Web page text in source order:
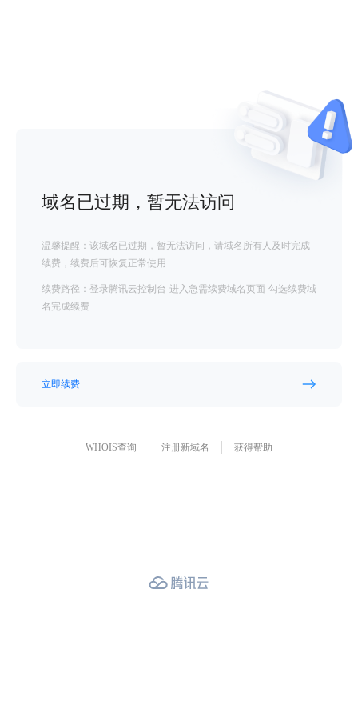
域名已过期，暂无法访问
温馨提醒：该域名已过期，暂无法访问，请域名所有人及时完成
续费，续费后可恢复正常使用
续费路径：登录腾讯云控制台-进入急需续费域名页面-勾选续费域
名完成续费
立即续费
WHOIS查询 注册新域名 获得帮助